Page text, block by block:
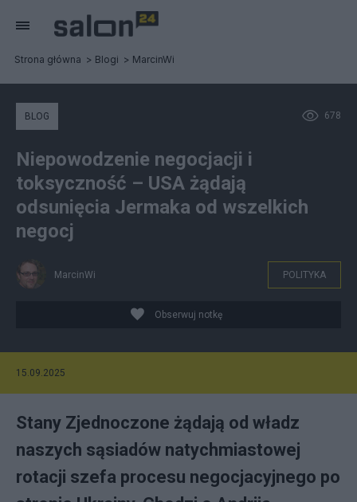
Strona główna Blogi MarcinWi
678
BLOG
Niepowodzenie negocjacji i
toksyczność – USA żądają
odsunięcia Jermaka od wszelkich
negocj
MarcinWi POLITYKA
Obserwuj notkę
15.09.2025
Stany Zjednoczone żądają od władz
naszych sąsiadów natychmiastowej
rotacji szefa procesu negocjacyjnego po